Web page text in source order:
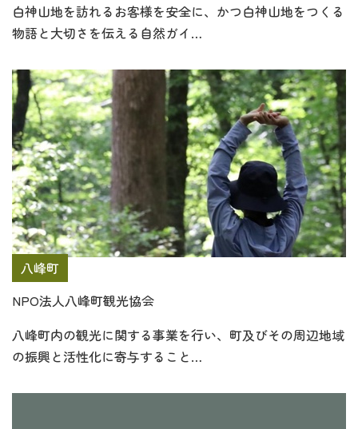
白神山地を訪れるお客様を安全に、かつ白神山地をつくる
物語と大切さを伝える自然ガイ…
八峰町
NPO法人八峰町観光協会
八峰町内の観光に関する事業を行い、町及びその周辺地域
の振興と活性化に寄与すること…